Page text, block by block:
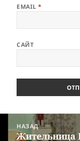
EMAIL*
САЙТ
Навигация
по
НАЗАД
Предыдущая
Жительница